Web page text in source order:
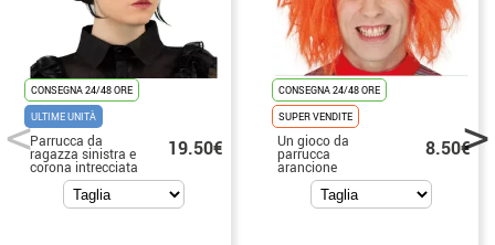
CONSEGNA 24/48 ORE
ULTIME UNITÀ
Parrucca da
ragazza sinistra e
corona intrecciata
19.50€
CONSEGNA 24/48 ORE
SUPER VENDITE
Un gioco da
parrucca
arancione
bambino
8.50€